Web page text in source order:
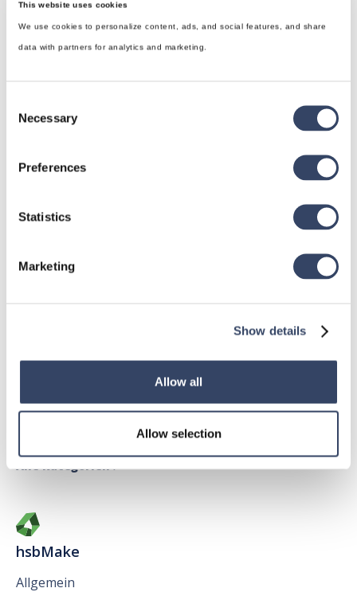
This website uses cookies
We use cookies to personalize content, ads, and social features, and share
data with partners for analytics and marketing.
Selection
Necessary
Preferences
Statistics
Marketing
Show details
Allow all
Allow selection
hsbDesign für Revit®
hsbDach
Alle Kategorien
hsbAbbund fürr AutoCAD®
Alle Kategorien
hsbMake
Allgemein